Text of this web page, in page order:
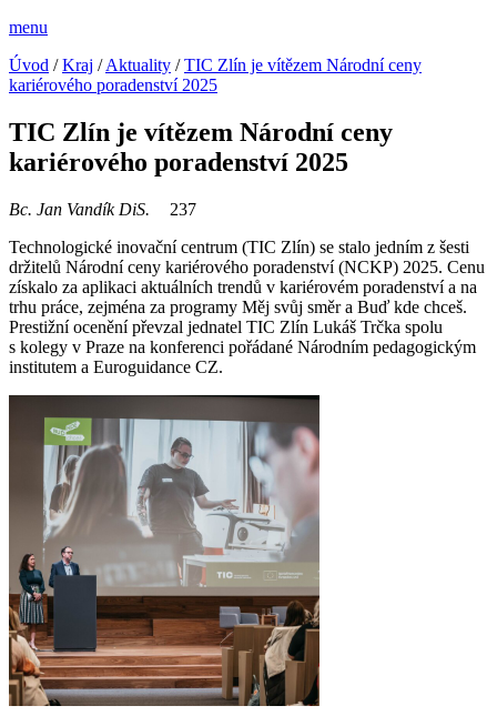
menu
Úvod /Kraj /Aktuality /TIC Zlín je vítězem Národní ceny
kariérového poradenství 2025
TIC Zlín je vítězem Národní ceny
kariérového poradenství 2025
Bc. Jan Vandík DiS.
237
Technologické inovační centrum (TIC Zlín) se stalo jedním z šesti
držitelů Národní ceny kariérového poradenství (NCKP) 2025. Cenu
získalo za aplikaci aktuálních trendů v kariérovém poradenství a na
trhu práce, zejména za programy Měj svůj směr a Buď kde chceš.
Prestižní ocenění převzal jednatel TIC Zlín Lukáš Trčka spolu
s kolegy v Praze na konferenci pořádané Národním pedagogickým
institutem a Euroguidance CZ.